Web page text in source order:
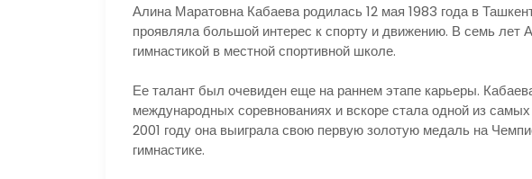
Алина Маратовна Кабаева родилась 12 мая 1983 года в
проявляла большой интерес к спорту и движению. В семь лет
гимнастикой в местной спортивной школе.
Ее талант был очевиден еще на раннем этапе карьеры.
международных соревнованиях и вскоре стала одной из
2001 году она выиграла свою первую золотую медаль на
гимнастике.